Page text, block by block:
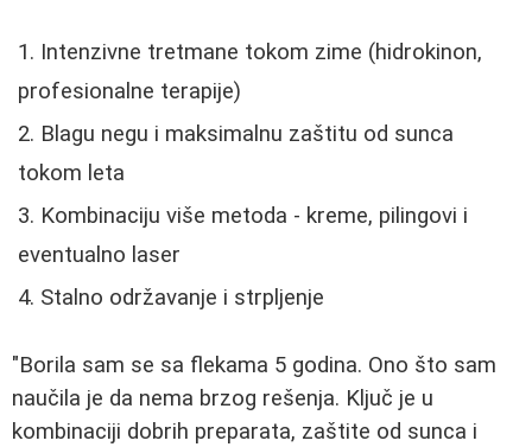
Intenzivne tretmane tokom zime (hidrokinon,
profesionalne terapije)
Blagu negu i maksimalnu zaštitu od sunca
tokom leta
Kombinaciju više metoda - kreme, pilingovi i
eventualno laser
Stalno održavanje i strpljenje
"Borila sam se sa flekama 5 godina. Ono što sam
naučila je da nema brzog rešenja. Ključ je u
kombinaciji dobrih preparata, zaštite od sunca i